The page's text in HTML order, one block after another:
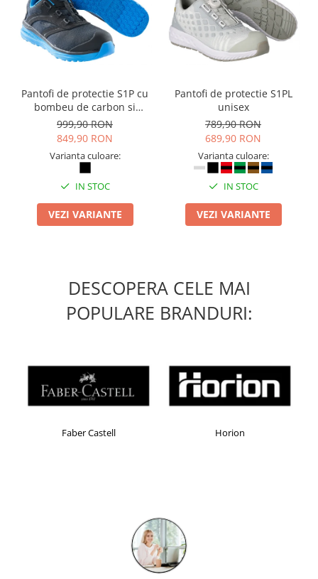
Camasi
Pantaloni
Pantaloni cu pieptar
Hanorace
Impermeabile
Veste
Reflectorizante
Incaltaminte
Incaltaminte de lucru si protectie
Incaltaminte de oras si munte
Echipamente medicale
Ochelari de protectie si viziere
Pachete promotionale
Accesorii pentru protectia muncii
Pantofi de protectie S1P cu
bombeu de carbon si
inchidere BOAÂ® Fit
999,90 RON
849,90 RON
Varianta culoare:
IN STOC
VEZI VARIANTE
Pantofi de protectie S1PL
unisex
789,90 RON
689,90 RON
Varianta culoare:
IN STOC
VEZI VARIANTE
DESCOPERA CELE MAI
POPULARE BRANDURI:
Faber Castell Horion